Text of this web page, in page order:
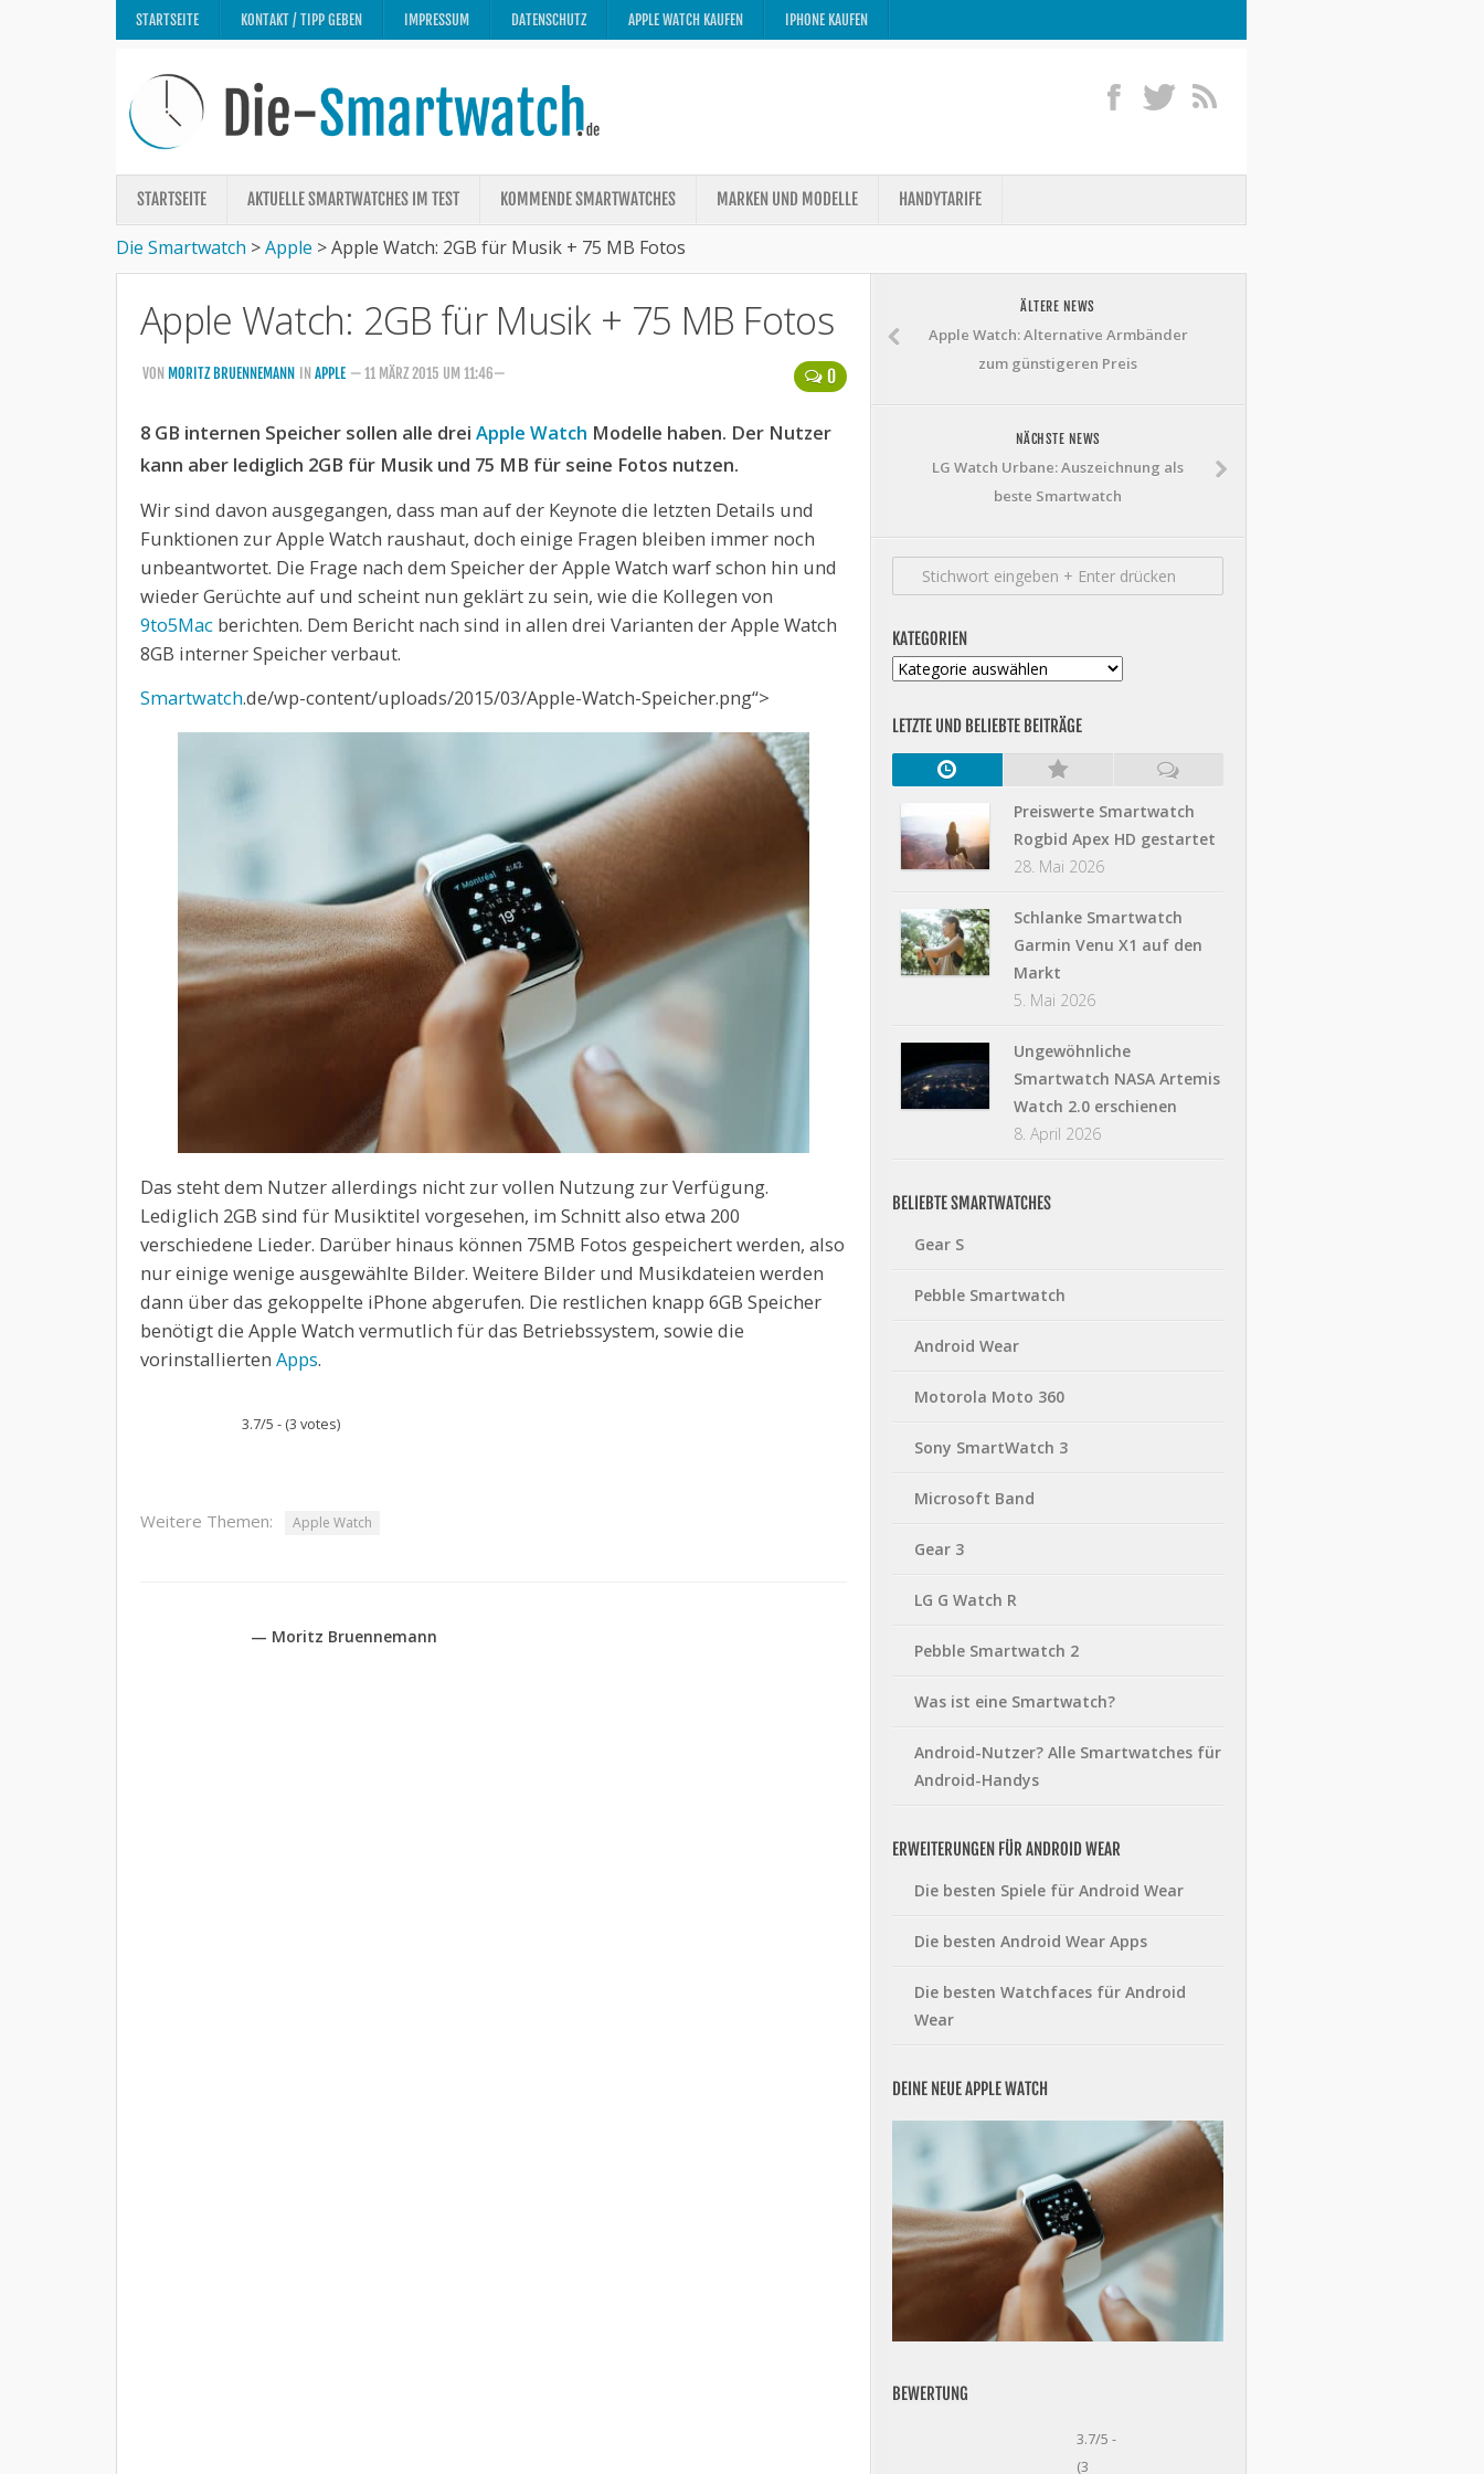
STARTSEITE KONTAKT / TIPP GEBEN IMPRESSUM DATENSCHUTZ APPLE WATCH KAUFEN IPHONE KAUFEN
STARTSEITE AKTUELLE SMARTWATCHES IM TEST KOMMENDE SMARTWATCHES MARKEN UND MODELLE HANDYTARIFE
Die Smartwatch >Apple >Apple Watch: 2GB für Musik + 75 MB Fotos
Apple Watch: 2GB für Musik + 75 MB Fotos
0
VON MORITZ BRUENNEMANN IN APPLE — 11 MÄRZ 2015 UM 11:46—
8 GB internen Speicher sollen alle drei Apple Watch Modelle haben. Der Nutzer
kann aber lediglich 2GB für Musik und 75 MB für seine Fotos nutzen.
Wir sind davon ausgegangen, dass man auf der Keynote die letzten Details und
Funktionen zur Apple Watch raushaut, doch einige Fragen bleiben immer noch
unbeantwortet. Die Frage nach dem Speicher der Apple Watch warf schon hin und
wieder Gerüchte auf und scheint nun geklärt zu sein, wie die Kollegen von
9to5Mac berichten. Dem Bericht nach sind in allen drei Varianten der Apple Watch
8GB interner Speicher verbaut.
Smartwatch.de/wp-content/uploads/2015/03/Apple-Watch-Speicher.png“>
Das steht dem Nutzer allerdings nicht zur vollen Nutzung zur Verfügung.
Lediglich 2GB sind für Musiktitel vorgesehen, im Schnitt also etwa 200
verschiedene Lieder. Darüber hinaus können 75MB Fotos gespeichert werden, also
nur einige wenige ausgewählte Bilder. Weitere Bilder und Musikdateien werden
dann über das gekoppelte iPhone abgerufen. Die restlichen knapp 6GB Speicher
benötigt die Apple Watch vermutlich für das Betriebssystem, sowie die
vorinstallierten Apps.
3.7/5 - (3 votes)
Weitere Themen: Apple Watch
— Moritz Bruennemann
ÄLTERE NEWS
Apple Watch: Alternative Armbänder
zum günstigeren Preis
NÄCHSTE NEWS
LG Watch Urbane: Auszeichnung als
beste Smartwatch
KATEGORIEN
Kategorien
LETZTE UND BELIEBTE BEITRÄGE
Preiswerte Smartwatch
Rogbid Apex HD gestartet
28. Mai 2026
Schlanke Smartwatch
Garmin Venu X1 auf den
Markt
5. Mai 2026
Ungewöhnliche
Smartwatch NASA Artemis
Watch 2.0 erschienen
8. April 2026
BELIEBTE SMARTWATCHES
Gear S
Pebble Smartwatch
Android Wear
Motorola Moto 360
Sony SmartWatch 3
Microsoft Band
Gear 3
LG G Watch R
Pebble Smartwatch 2
Was ist eine Smartwatch?
Android-Nutzer? Alle Smartwatches für
Android-Handys
ERWEITERUNGEN FÜR ANDROID WEAR
Die besten Spiele für Android Wear
Die besten Android Wear Apps
Die besten Watchfaces für Android
Wear
DEINE NEUE APPLE WATCH
BEWERTUNG
3.7/5 -
(3